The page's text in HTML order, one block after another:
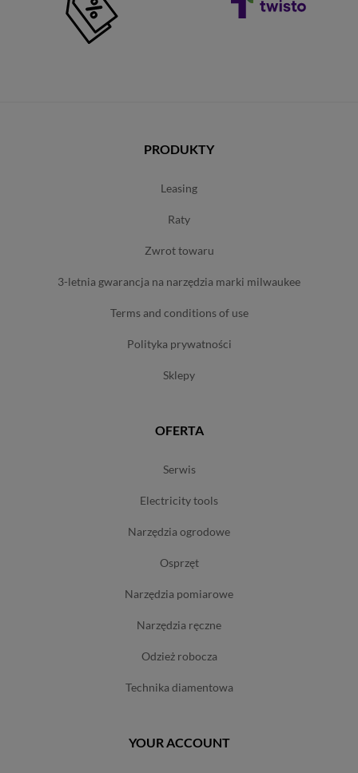
PRODUKTY
leasing
raty
zwrot towaru
3-letnia gwarancja na narzędzia marki milwaukee
terms and conditions of use
polityka prywatności
sklepy
OFERTA
serwis
electricity tools
narzędzia ogrodowe
osprzęt
narzędzia pomiarowe
narzędzia ręczne
odzież robocza
technika diamentowa
YOUR ACCOUNT